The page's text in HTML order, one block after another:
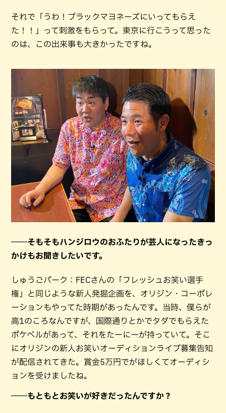
それで「うわ！ブラックマヨネーズにいってもらえ
た！！」って刺激をもらって。東京に行こうって思った
のは、この出来事も大きかったですね。
――そもそもハンジロウのおふたりが芸人になったきっ
かけもお聞きしたいです。
しゅうごパーク：FECさんの「フレッシュお笑い選手
権」と同じような新人発掘企画を、オリジン・コーポレ
ーションもやってた時期があったんです。当時、僕らが
高1のころなんですが、国際通りとかでタダでもらえた
ポケベルがあって、それをたーにーが持っていて。そこ
にオリジンの新人お笑いオーディションライブ募集告知
が配信されてきた。賞金5万円でがほしくてオーディシ
ョンを受けましたね。
――もともとお笑いが好きだったんですか？